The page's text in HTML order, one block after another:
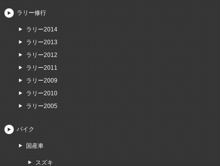
ラリー修行
ラリー2014
ラリー2013
ラリー2012
ラリー2011
ラリー2009
ラリー2010
ラリー2005
バイク
国産車
スズキ